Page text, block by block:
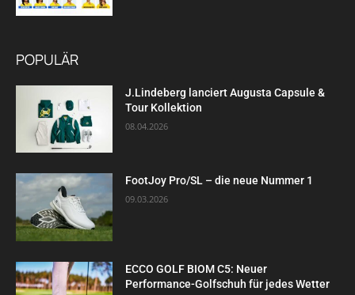
POPULÄR
J.Lindeberg lanciert Augusta Capsule &
Tour Kollektion
08.04.2026
FootJoy Pro/SL – die neue Nummer 1
09.03.2026
ECCO GOLF BIOM C5: Neuer
Performance-Golfschuh für jedes Wetter